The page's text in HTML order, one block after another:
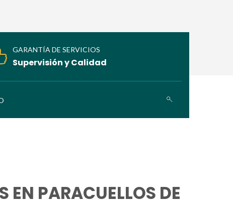
GARANTÍA DE SERVICIOS
Supervisión y Calidad
PARACUELLOS DE